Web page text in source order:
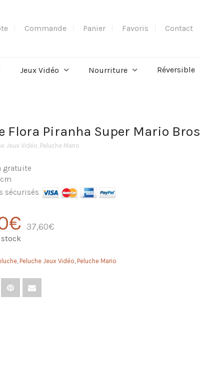
Commande Panier Favoris Contact
Jeux Vidéo Nourriture Réversible
Flora Piranha Super Mario Bros
Jeux Vidéo Peluche Mario
gratuite
sécurisés
37,60€
€
Peluche Jeux Vidéo Peluche Mario